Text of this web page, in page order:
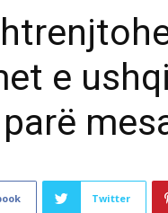
e
Twitter